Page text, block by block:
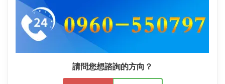
請問您想諮詢的方向？